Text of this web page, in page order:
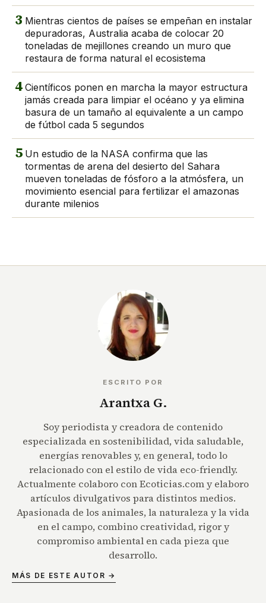
3 Mientras cientos de países se empeñan en instalar
depuradoras, Australia acaba de colocar 20
toneladas de mejillones creando un muro que
restaura de forma natural el ecosistema
4 Científicos ponen en marcha la mayor estructura
jamás creada para limpiar el océano y ya elimina
basura de un tamaño al equivalente a un campo
de fútbol cada 5 segundos
5 Un estudio de la NASA confirma que las
tormentas de arena del desierto del Sahara
mueven toneladas de fósforo a la atmósfera, un
movimiento esencial para fertilizar el amazonas
durante milenios
ESCRITO POR
Arantxa G.
Soy periodista y creadora de contenido
especializada en sostenibilidad, vida saludable,
energías renovables y, en general, todo lo
relacionado con el estilo de vida eco-friendly.
Actualmente colaboro con Ecoticias.com y elaboro
artículos divulgativos para distintos medios.
Apasionada de los animales, la naturaleza y la vida
en el campo, combino creatividad, rigor y
compromiso ambiental en cada pieza que
desarrollo.
MÁS DE ESTE AUTOR →